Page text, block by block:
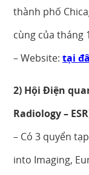
thành phố
cùng của tháng
– Website:tại
2) Hội Điện
Radiology –
– Có 3 quyển
into Imaging,